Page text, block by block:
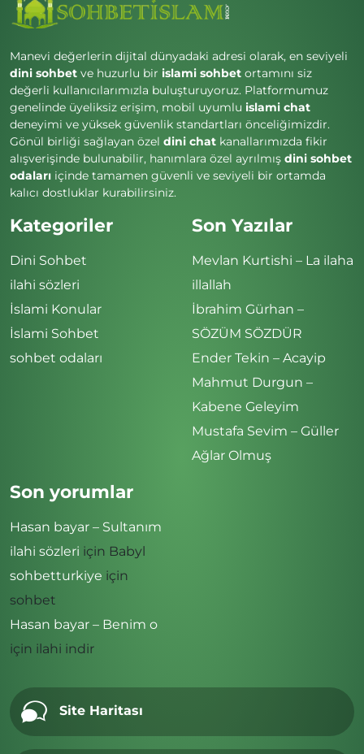
Manevi değerlerin dijital dünyadaki adresi olarak, en seviyeli
dini sohbet ve huzurlu bir islami sohbet ortamını siz
değerli kullanıcılarımızla buluşturuyoruz. Platformumuz
genelinde üyeliksiz erişim, mobil uyumlu islami chat
deneyimi ve yüksek güvenlik standartları önceliğimizdir.
Gönül birliği sağlayan özel dini chat kanallarımızda fikir
alışverişinde bulunabilir, hanımlara özel ayrılmış dini sohbet
odaları içinde tamamen güvenli ve seviyeli bir ortamda
kalıcı dostluklar kurabilirsiniz.
Kategoriler
Dini Sohbet
ilahi sözleri
İslami Konular
İslami Sohbet
sohbet odaları
Son Yazılar
Mevlan Kurtishi – La ilaha
illallah
İbrahim Gürhan –
SÖZÜM SÖZDÜR
Ender Tekin – Acayip
Mahmut Durgun –
Kabene Geleyim
Mustafa Sevim – Güller
Ağlar Olmuş
Son yorumlar
Hasan bayar – Sultanım
ilahi sözleri için Babyl
sohbetturkiye için
sohbet
Hasan bayar – Benim o
için ilahi indir
Site Haritası